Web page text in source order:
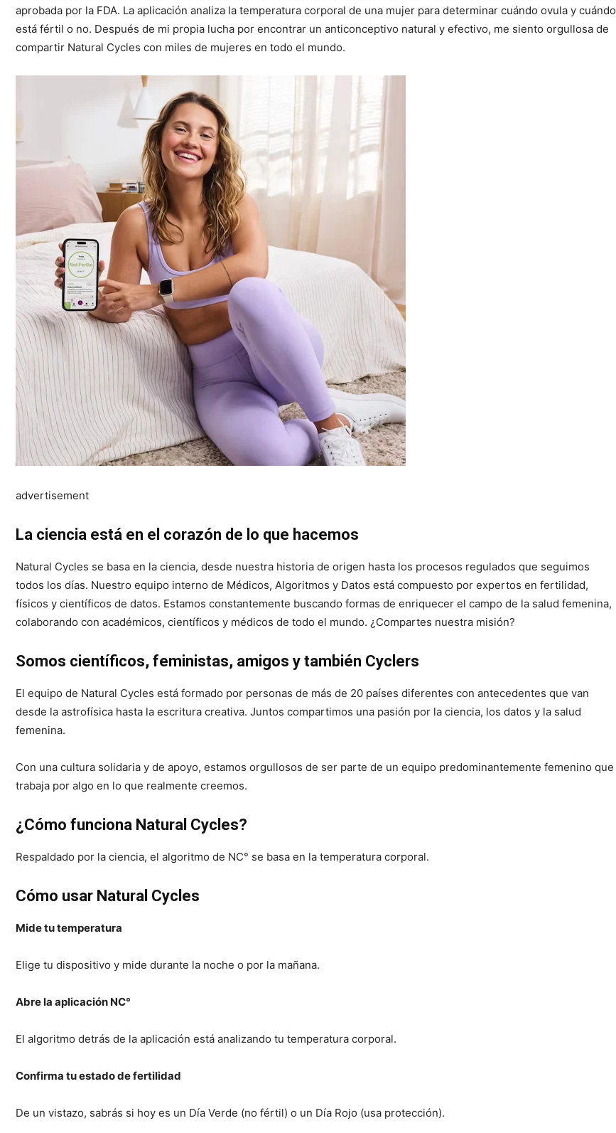
aprobada por la FDA. La aplicación analiza la temperatura corporal de una mujer para determinar cuándo ovula y cuándo
está fértil o no. Después de mi propia lucha por encontrar un anticonceptivo natural y efectivo, me siento orgullosa de
compartir Natural Cycles con miles de mujeres en todo el mundo.
advertisement
La ciencia está en el corazón de lo que hacemos
Natural Cycles se basa en la ciencia, desde nuestra historia de origen hasta los procesos regulados que seguimos
todos los días. Nuestro equipo interno de Médicos, Algoritmos y Datos está compuesto por expertos en fertilidad,
físicos y científicos de datos. Estamos constantemente buscando formas de enriquecer el campo de la salud femenina,
colaborando con académicos, científicos y médicos de todo el mundo. ¿Compartes nuestra misión?
Somos científicos, feministas, amigos y también Cyclers
El equipo de Natural Cycles está formado por personas de más de 20 países diferentes con antecedentes que van
desde la astrofísica hasta la escritura creativa. Juntos compartimos una pasión por la ciencia, los datos y la salud
femenina.
Con una cultura solidaria y de apoyo, estamos orgullosos de ser parte de un equipo predominantemente femenino que
trabaja por algo en lo que realmente creemos.
¿Cómo funciona Natural Cycles?
Respaldado por la ciencia, el algoritmo de NC° se basa en la temperatura corporal.
Cómo usar Natural Cycles
Mide tu temperatura
Elige tu dispositivo y mide durante la noche o por la mañana.
Abre la aplicación NC°
El algoritmo detrás de la aplicación está analizando tu temperatura corporal.
Confirma tu estado de fertilidad
De un vistazo, sabrás si hoy es un Día Verde (no fértil) o un Día Rojo (usa protección).